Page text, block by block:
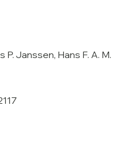
P. Janssen, Hans F. A. M.